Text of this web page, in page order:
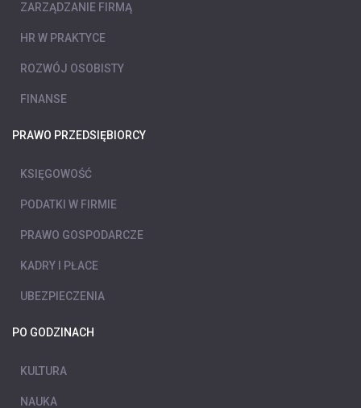
ZARZĄDZANIE FIRMĄ
HR W PRAKTYCE
ROZWÓJ OSOBISTY
FINANSE
PRAWO PRZEDSIĘBIORCY
KSIĘGOWOŚĆ
PODATKI W FIRMIE
PRAWO GOSPODARCZE
KADRY I PŁACE
UBEZPIECZENIA
PO GODZINACH
KULTURA
NAUKA